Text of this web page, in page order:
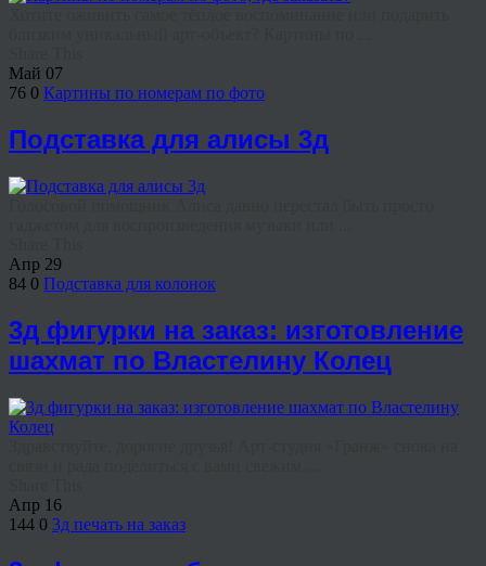
Май 07
76 0 Картины по номерам по фото
Подставка для алисы 3д
Апр 29
84 0 Подставка для колонок
3д фигурки на заказ: изготовление
шахмат по Властелину Колец
Апр 16
144 0 3д печать на заказ